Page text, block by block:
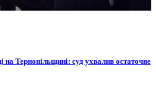
на Тернопільщині: суд ухвалив остаточне